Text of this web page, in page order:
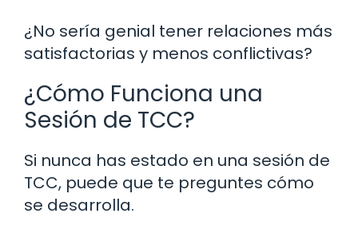
¿No sería genial tener relaciones más
satisfactorias y menos conflictivas?
¿Cómo Funciona una
Sesión de TCC?
Si nunca has estado en una sesión de
TCC, puede que te preguntes cómo
se desarrolla.